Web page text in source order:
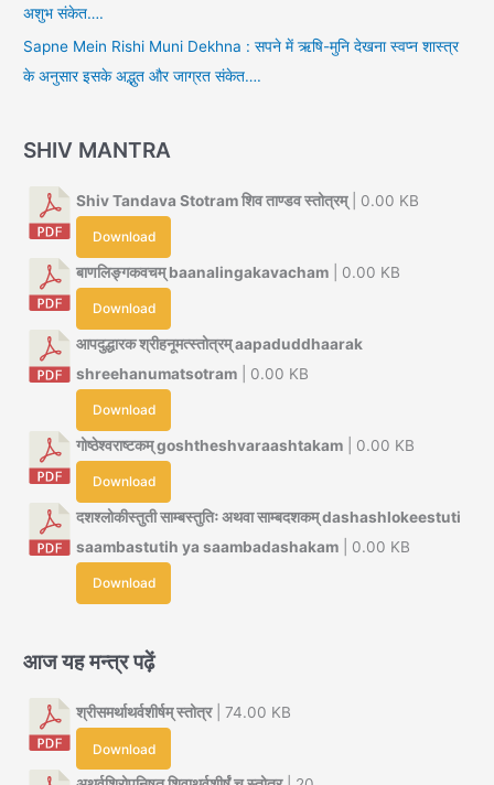
अशुभ संकेत….
Sapne Mein Rishi Muni Dekhna : सपने में ऋषि-मुनि देखना स्वप्न शास्त्र
के अनुसार इसके अद्भुत और जाग्रत संकेत….
SHIV MANTRA
Shiv Tandava Stotram शिव ताण्डव स्तोत्रम्| 0.00 KB
Download
बाणलिङ्गकवचम् baanalingakavacham | 0.00 KB
Download
आपदुद्धारक श्रीहनूमत्स्तोत्रम् aapaduddhaarak
shreehanumatsotram | 0.00 KB
Download
गोष्ठेश्वराष्टकम् goshtheshvaraashtakam | 0.00 KB
Download
दशश्लोकीस्तुती साम्बस्तुतिः अथवा साम्बदशकम् dashashlokeestuti
saambastutih ya saambadashakam | 0.00 KB
Download
आज यह मन्त्र पढ़ें
श्रीसमर्थाथर्वशीर्षम् स्तोत्र| 74.00 KB
Download